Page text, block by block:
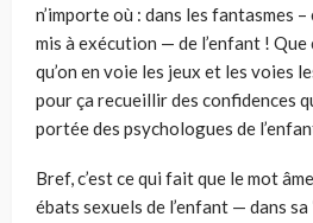
n’importe où : dans les fantasmes
mis à exécution — de l’enfant !
qu’on en voie les jeux et les voies
pour ça recueillir des confidences
portée des psychologues de
Bref, c’est ce qui fait que le mot
ébats sexuels de l’enfant — dans sa